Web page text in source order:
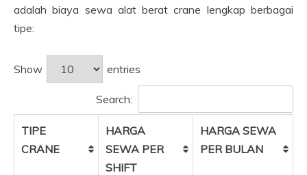
adalah biaya sewa alat berat crane lengkap berbagai
tipe:
Show entries
Search:
TIPE
CRANE
HARGA
SEWA PER
SHIFT
HARGA SEWA
PER BULAN